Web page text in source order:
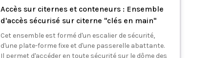
Accès sur citernes et conteneurs : Ensemble
d'accès sécurisé sur citerne "clés en main"
Cet ensemble est formé d'un escalier de sécurité,
d'une plate-forme fixe et d'une passerelle abattante.
Il permet d'accéder en toute sécurité sur le dôme des